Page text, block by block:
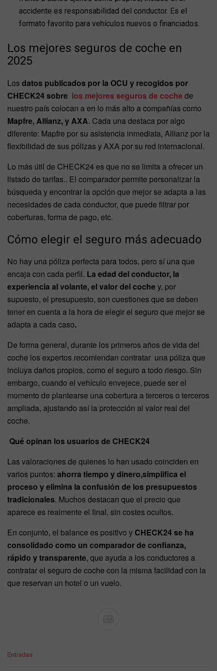
accidente es responsabilidad del conductor. Es el
formato favorito para vehículos nuevos o financiados.
Los mejores seguros de coche en
2025
Losdatos publicados por la OCU y recogidos por
CHECK24 sobre los mejores seguros de cochede
nuestro país colocan a en lo más alto a compañías como
Mapfre, Allianz, y AXA. Cada una destaca por algo
diferente: Mapfre por su asistencia inmediata, Allianz por la
flexibilidad de sus pólizas y AXA por su red internacional.
Lo más útil de CHECK24 es que no se limita a ofrecer un
listado de tarifas.. El comparador permite personalizar la
búsqueda y encontrar la opción que mejor se adapta a las
necesidades de cada conductor, que puede filtrar por
coberturas, forma de pago, etc.
Cómo elegir el seguro más adecuado
No hay una póliza perfecta para todos, pero sí una que
encaja con cada perfil. La edad del conductor, la
experiencia al volante, el valor del cochey, por
supuesto, el presupuesto, son cuestiones que se deben
tener en cuenta a la hora de elegir el seguro que mejor se
adapta a cada caso.
De forma general, durante los primeros años de vida del
coche los expertos recomiendan contratar una póliza que
incluya daños propios, como el seguro a todo riesgo. Sin
embargo, cuando el vehículo envejece, puede ser el
momento de plantearse una cobertura a terceros o terceros
ampliada, ajustando así la protección al valor real del
coche.
Qué opinan los usuarios de CHECK24
Las valoraciones de quienes lo han usado coinciden en
varios puntos: ahorra tiempo y dinero,simplifica el
proceso y elimina la confusión de los presupuestos
tradicionales. Muchos destacan que el precio que
aparece es realmente el final, sin costes ocultos.
En conjunto, el balance es positivo y CHECK24 se ha
consolidado como un comparador de confianza,
rápido y transparente, que ayuda a los conductores a
contratar el seguro de coche con la misma facilidad con la
que reservan un hotel o un vuelo.
Ad
C
Entradas